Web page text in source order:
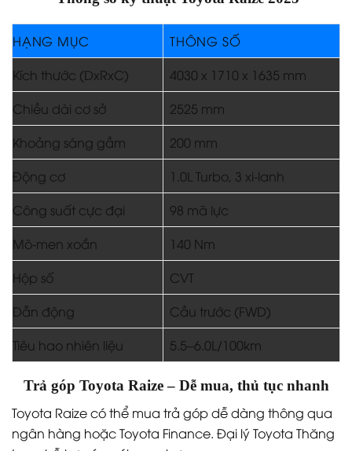
HẠNG MỤC
THÔNG SỐ
Kích thước (DxRxC)
4030 x 1710 x 1635 mm
Chiều dài cơ sở
2525 mm
Khoảng sáng gầm
200 mm
Động cơ
1.0L Turbo, 3 xi-lanh
Công suất cực đại
98 mã lực
Mô-men xoắn
140 Nm
Hộp số
CVT
Dẫn động
Cầu trước (FWD)
Tiêu hao nhiên liệu
5.5–6.0L/100km
Trả góp Toyota Raize – Dễ mua, thủ tục nhanh
Toyota Raize có thể mua trả góp dễ dàng thông qua
ngân hàng hoặc Toyota Finance. Đại lý Toyota Thăng